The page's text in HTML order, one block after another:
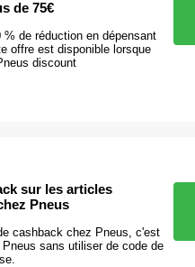
de 75€
% de réduction en dépensant
offre est disponible lorsque
discount
sur les articles
Pneus
cashback chez Pneus, c'est
Pneus sans utiliser de code de